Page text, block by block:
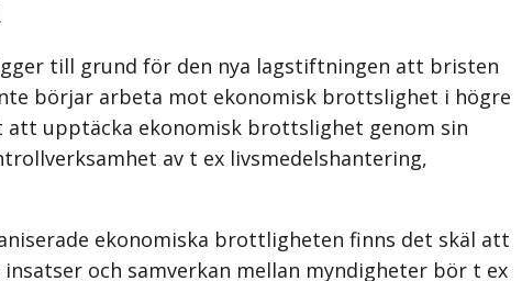
till grund för den nya lagstiftningen att bristen
börjar arbeta mot ekonomisk brottslighet i högre
att upptäcka ekonomisk brottslighet genom sin
av t ex livsmedelshantering,
ekonomiska brottligheten finns det skäl att
och samverkan mellan myndigheter bör t ex